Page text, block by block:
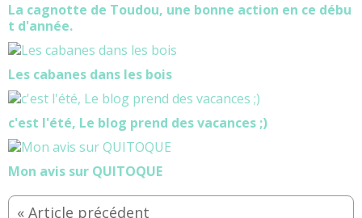
La cagnotte de Toudou, une bonne action en ce débu
t d'année.
Les cabanes dans les bois
c'est l'été, Le blog prend des vacances ;)
Mon avis sur QUITOQUE